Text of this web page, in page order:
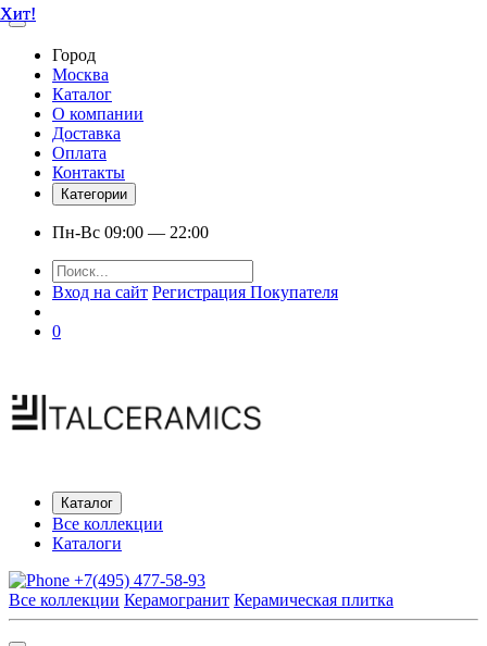
Город
Москва
Каталог
О компании
Доставка
Оплата
Контакты
Категории
Пн-Вс 09:00 — 22:00
Вход на сайт Регистрация Покупателя
0
Каталог
Все коллекции
Каталоги
+7(495) 477-58-93
Все коллекции Керамогранит Керамическая плитка
Хит!
Хит!